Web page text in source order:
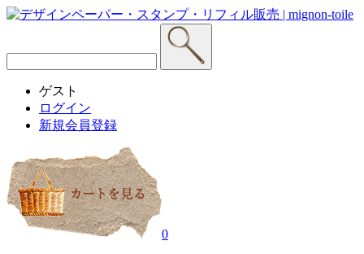
ゲスト
ログイン
新規会員登録
0